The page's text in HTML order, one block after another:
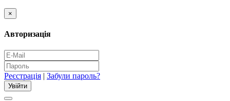
×
Авторизація
Реєстрація | Забули пароль?